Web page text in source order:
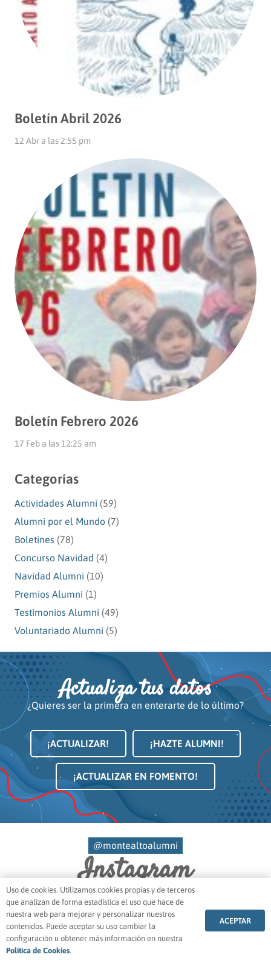
Boletín Abril 2026
12 Abr a las 2:55 pm
Boletín Febrero 2026
17 Feb a las 12:25 am
Categorías
Actividades Alumni (59)
Alumni por el Mundo (7)
Boletines (78)
Concurso Navidad (4)
Navidad Alumni (10)
Premios Alumni (1)
Testimonios Alumni (49)
Voluntariado Alumni (5)
Actualiza tus datos
¿Quieres ser la primera en enterarte de lo último?
¡ACTUALIZAR! ¡HAZTE ALUMNI!
¡ACTUALIZAR EN FOMENTO!
@montealtoalumni
Instagram
VER MÁS IMÁGENES EN INSTAGRAM
Uso de cookies. Utilizamos cookies propias y de terceros
que analizan de forma estadística el uso que hace de
nuestra web para mejorar y personalizar nuestros
contenidos. Puede aceptar su uso cambiar la
configuración u obtener más información en nuestra
Política de Cookies.
ACEPTAR